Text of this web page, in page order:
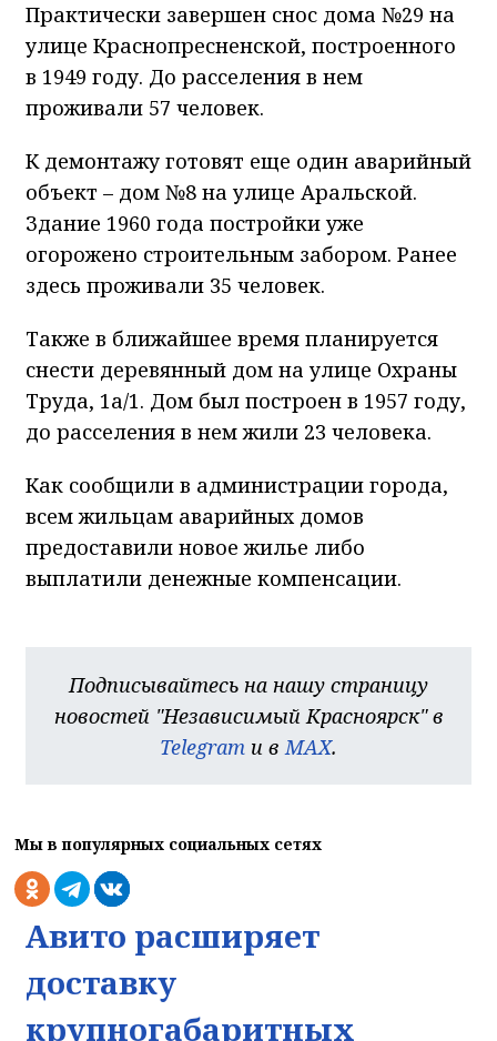
Практически завершен снос дома №29 на
улице Краснопресненской, построенного
в 1949 году. До расселения в нем
проживали 57 человек.
К демонтажу готовят еще один аварийный
объект – дом №8 на улице Аральской.
Здание 1960 года постройки уже
огорожено строительным забором. Ранее
здесь проживали 35 человек.
Также в ближайшее время планируется
снести деревянный дом на улице Охраны
Труда, 1а/1. Дом был построен в 1957 году,
до расселения в нем жили 23 человека.
Как сообщили в администрации города,
всем жильцам аварийных домов
предоставили новое жилье либо
выплатили денежные компенсации.
Подписывайтесь на нашу страницу
новостей "Независимый Красноярск" в
Telegram и вMAX.
Мы в популярных социальных сетях
Авито расширяет
доставку
крупногабаритных
На сайте используется веб-